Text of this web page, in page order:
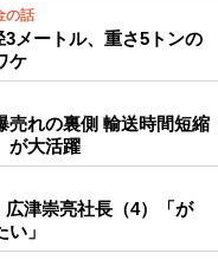
の話
3メートル、重さ5トンの
ケ
売れの裏側 輸送時間短縮
が大活躍
津崇亮社長（4）「が
」